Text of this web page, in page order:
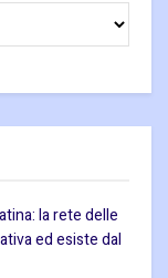
la rete delle
ed esiste dal